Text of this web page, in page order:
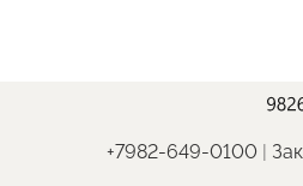
+7982-649-0100 |